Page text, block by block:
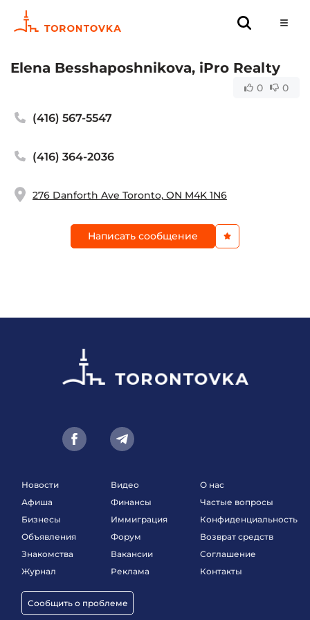
Elena Besshaposhnikova, iPro Realty
0 0
(416) 567-5547
(416) 364-2036
276 Danforth Ave Toronto, ON M4K 1N6
Написать сообщение
Новости
Афиша
Бизнесы
Объявления
Знакомства
Журнал
Сообщить о проблеме
Видео
Финансы
Иммиграция
Форум
Вакансии
Реклама
О нас
Частые вопросы
Конфиденциальность
Возврат средств
Соглашение
Контакты